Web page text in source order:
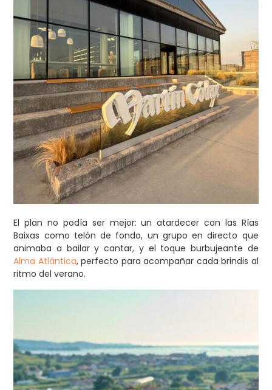
El plan no podía ser mejor: un atardecer con las Rías
Baixas como telón de fondo, un grupo en directo que
animaba a bailar y cantar, y el toque burbujeante de
Alma Atlántica, perfecto para acompañar cada brindis al
ritmo del verano.